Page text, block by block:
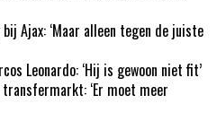
Ajax: ‘Maar alleen tegen de juiste
Leonardo: ‘Hij is gewoon niet fit’
‘Er moet meer